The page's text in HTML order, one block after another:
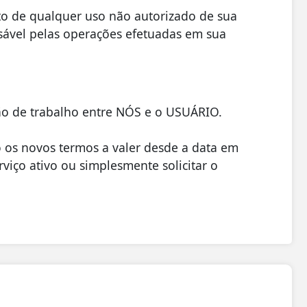
de qualquer uso não autorizado de sua
pelas operações efetuadas em sua
trabalho entre NÓS e o USUÁRIO.
novos termos a valer desde a data em
ativo ou simplesmente solicitar o